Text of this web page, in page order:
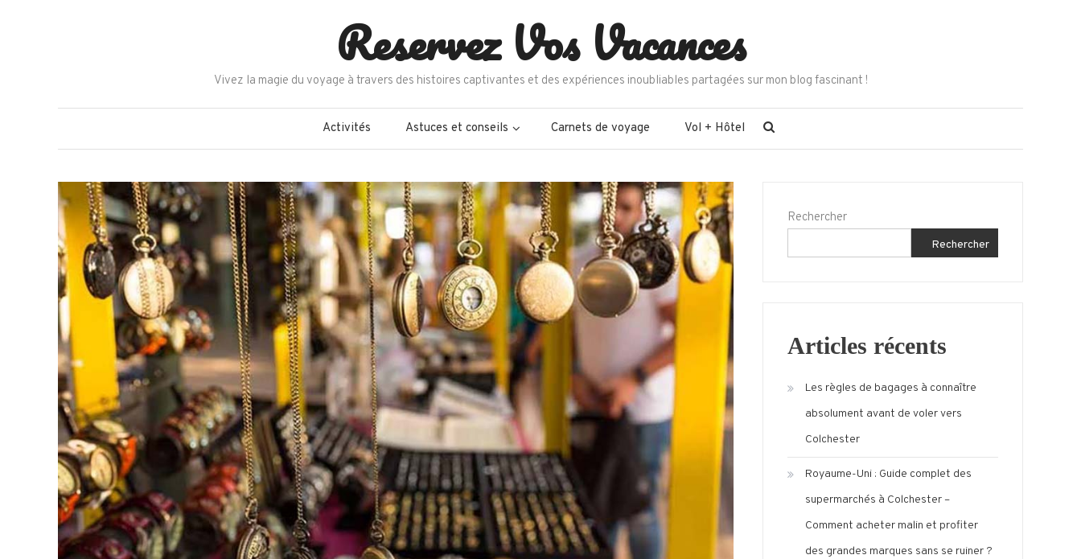
Reservez Vos Vacances
Vivez la magie du voyage à travers des histoires captivantes et des expériences inoubliables partagées sur mon blog fascinant !
Activités Astuces et conseils Carnets de voyage Vol + Hôtel
Rechercher
Rechercher
Articles récents
Les règles de bagages à connaître
absolument avant de voler vers
Colchester
Royaume-Uni : Guide complet des
supermarchés à Colchester –
Comment acheter malin et profiter
des grandes marques sans se ruiner ?